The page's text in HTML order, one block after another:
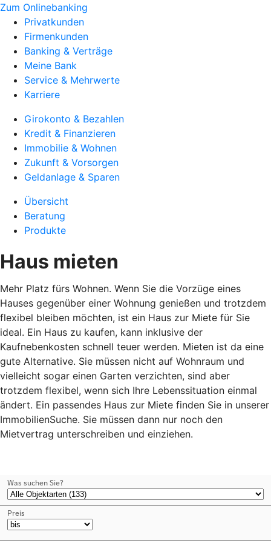
Zum Onlinebanking
Privatkunden
Firmenkunden
Banking & Verträge
Meine Bank
Service & Mehrwerte
Karriere
Girokonto & Bezahlen
Kredit & Finanzieren
Immobilie & Wohnen
Zukunft & Vorsorgen
Geldanlage & Sparen
Übersicht
Beratung
Produkte
Haus mieten
Mehr Platz fürs Wohnen. Wenn Sie die Vorzüge eines
Hauses gegenüber einer Wohnung genießen und trotzdem
flexibel bleiben möchten, ist ein Haus zur Miete für Sie
ideal. Ein Haus zu kaufen, kann inklusive der
Kaufnebenkosten schnell teuer werden. Mieten ist da eine
gute Alternative. Sie müssen nicht auf Wohnraum und
vielleicht sogar einen Garten verzichten, sind aber
trotzdem flexibel, wenn sich Ihre Lebenssituation einmal
ändert. Ein passendes Haus zur Miete finden Sie in unserer
ImmobilienSuche. Sie müssen dann nur noch den
Mietvertrag unterschreiben und einziehen.